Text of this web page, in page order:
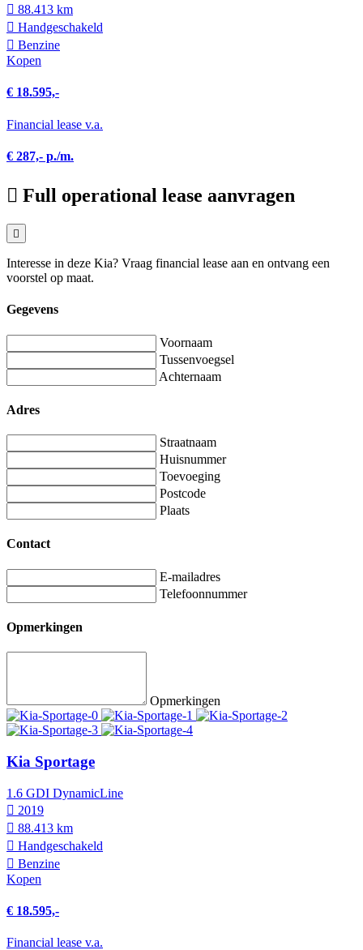
88.413 km
Hand­geschakeld
Benzine
Kopen
€ 18.595,-
Financial lease v.a.
€ 287,- p./m.
Full operational lease aanvragen
Interesse in deze Kia? Vraag financial lease aan en ontvang een
voorstel op maat.
Gegevens
Voornaam
Tussenvoegsel
Achternaam
Adres
Straatnaam
Huisnummer
Toevoeging
Postcode
Plaats
Contact
E-mailadres
Telefoonnummer
Opmerkingen
Opmerkingen
Kia Sportage
1.6 GDI DynamicLine
2019
88.413 km
Hand­geschakeld
Benzine
Kopen
€ 18.595,-
Financial lease v.a.